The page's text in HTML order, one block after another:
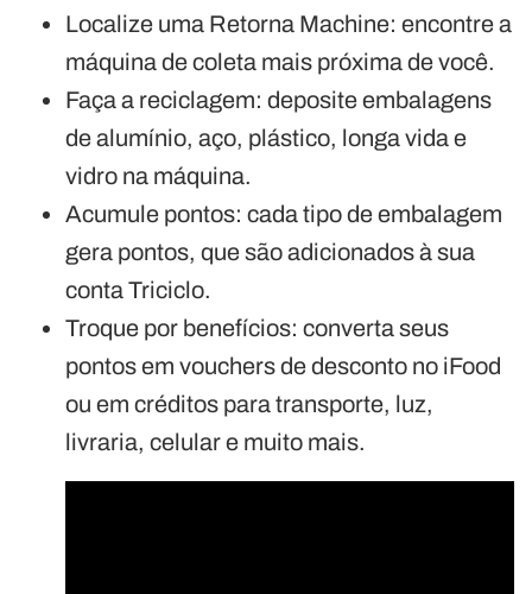
Localize uma Retorna Machine: encontre a
máquina de coleta mais próxima de você.
Faça a reciclagem: deposite embalagens
de alumínio, aço, plástico, longa vida e
vidro na máquina.
Acumule pontos: cada tipo de embalagem
gera pontos, que são adicionados à sua
conta Triciclo.
Troque por benefícios: converta seus
pontos em vouchers de desconto no iFood
ou em créditos para transporte, luz,
livraria, celular e muito mais.